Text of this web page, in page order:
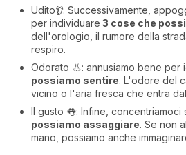
Udito👂: Successivamente,
per individuare 3 cose che
dell'orologio, il rumore della
respiro.
Odorato 👃: annusiamo bene per
possiamo sentire. L'odore del
vicino o l'aria fresca che entra
Il gusto 👅: Infine, concentriamoci
possiamo assaggiare. Se non
mano, possiamo anche